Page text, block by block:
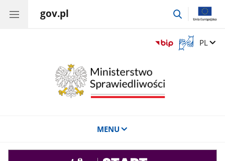
gov.pl
przejdź
Otwórz
okno
Zmień
PL
MENU